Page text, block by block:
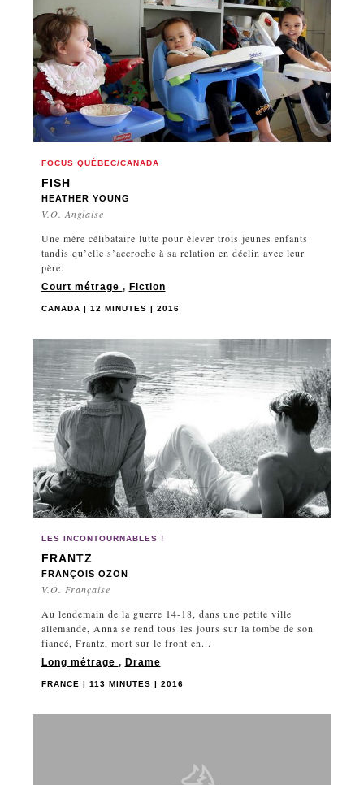
FOCUS QUÉBEC/CANADA
FISH
HEATHER YOUNG
V.O. Anglaise
Une mère célibataire lutte pour élever trois jeunes enfants
tandis qu’elle s’accroche à sa relation en déclin avec leur
père.
Court métrage , Fiction
CANADA | 12 MINUTES | 2016
LES INCONTOURNABLES !
FRANTZ
FRANÇOIS OZON
V.O. Française
Au lendemain de la guerre 14-18, dans une petite ville
allemande, Anna se rend tous les jours sur la tombe de son
fiancé, Frantz, mort sur le front en...
Long métrage , Drame
FRANCE | 113 MINUTES | 2016